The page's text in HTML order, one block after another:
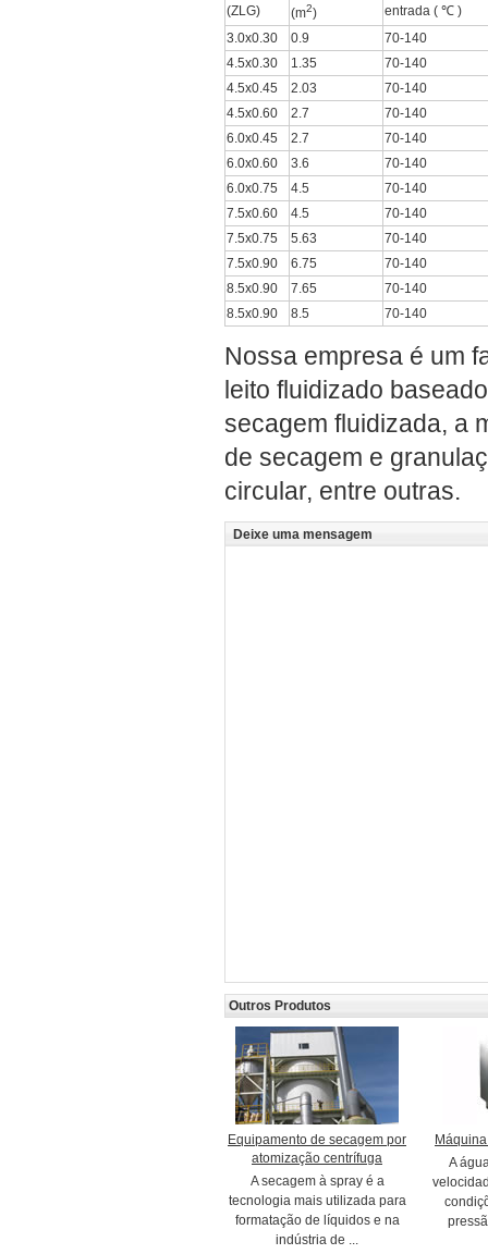
(ZLG)
(m2)
entrada ( ℃ )
3.0x0.30
0.9
70-140
4.5x0.30
1.35
70-140
4.5x0.45
2.03
70-140
4.5x0.60
2.7
70-140
6.0x0.45
2.7
70-140
6.0x0.60
3.6
70-140
6.0x0.75
4.5
70-140
7.5x0.60
4.5
70-140
7.5x0.75
5.63
70-140
7.5x0.90
6.75
70-140
8.5x0.90
7.65
70-140
8.5x0.90
8.5 70-140
Nossa empresa é um
leito fluidizado
secagem fluidizada, a
de secagem e
circular, entre outras.
Deixe uma mensagem
Outros Produtos
Equipamento de secagem por
atomização centrífuga
A secagem à spray é a
tecnologia mais utilizada para
formatação de líquidos e na
indústria de ...
A